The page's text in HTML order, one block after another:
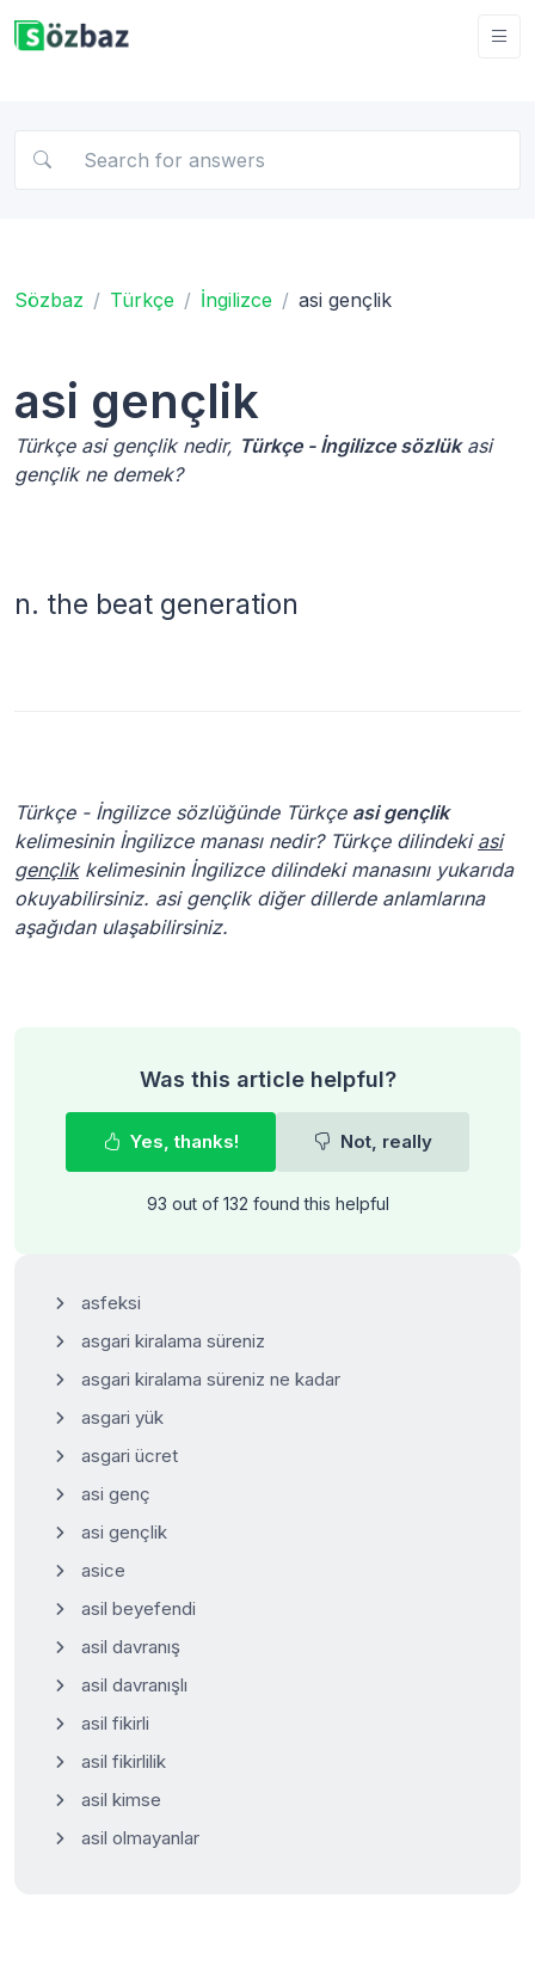
Sözbaz Türkçe İngilizce asi gençlik
asi gençlik
Türkçe asi gençlik nedir, Türkçe - İngilizce sözlükasi
gençlik ne demek?
n. the beat generation
Türkçe - İngilizce sözlüğünde Türkçe asi gençlik
kelimesinin İngilizce manası nedir? Türkçe dilindeki asi
gençlikkelimesinin İngilizce dilindeki manasını yukarıda
okuyabilirsiniz. asi gençlik diğer dillerde anlamlarına
aşağıdan ulaşabilirsiniz.
Was this article helpful?
Yes, thanks! Not, really
93 out of 132 found this helpful
asfeksi
asgari kiralama süreniz
asgari kiralama süreniz ne kadar
asgari yük
asgari ücret
asi genç
asi gençlik
asice
asil beyefendi
asil davranış
asil davranışlı
asil fikirli
asil fikirlilik
asil kimse
asil olmayanlar